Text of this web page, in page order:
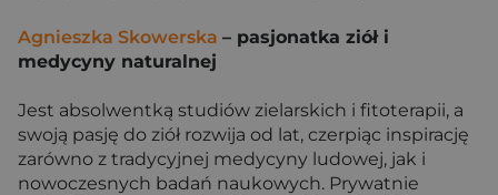
Agnieszka Skowerska – pasjonatka ziół i
medycyny naturalnej
Jest absolwentką studiów zielarskich i fitoterapii, a
swoją pasję do ziół rozwija od lat, czerpiąc inspirację
zarówno z tradycyjnej medycyny ludowej, jak i
nowoczesnych badań naukowych. Prywatnie